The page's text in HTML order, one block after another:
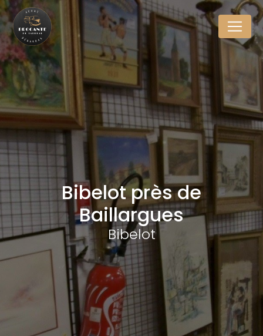
Bibelot près de
Baillargues
Bibelot
Panneau de gestion des cookies